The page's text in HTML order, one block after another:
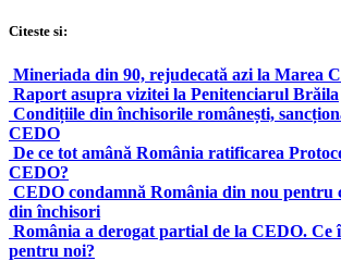
Citeste si:
Mineriada din 90, rejudecată azi la Marea
Raport asupra vizitei la Penitenciarul Brăila
Condițiile din închisorile românești,
CEDO
De ce tot amână România ratificarea
CEDO?
CEDO condamnă România din nou pentru
din închisori
România a derogat partial de la CEDO. Ce
pentru noi?